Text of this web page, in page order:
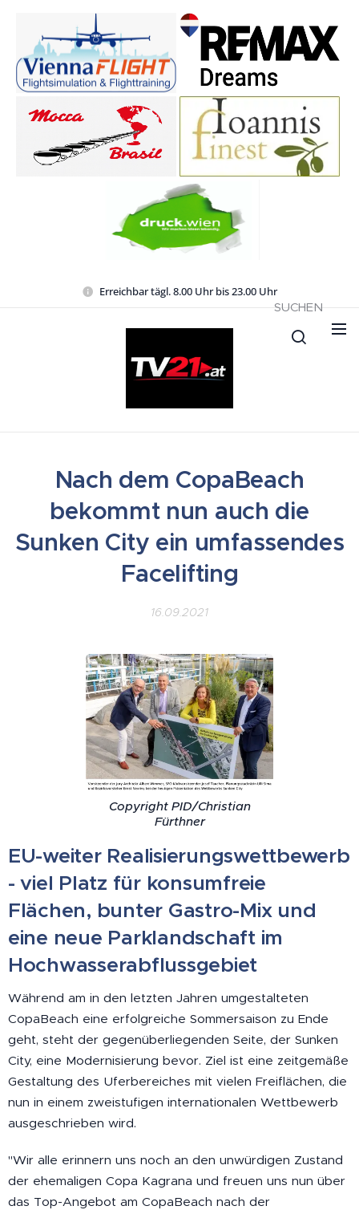
Erreichbar tägl. 8.00 Uhr bis 23.00 Uhr
SUCHEN
Nach dem CopaBeach
bekommt nun auch die
Sunken City ein umfassendes
Facelifting
16.09.2021
Copyright PID/Christian
Fürthner
EU-weiter Realisierungswettbewerb
- viel Platz für konsumfreie
Flächen, bunter Gastro-Mix und
eine neue Parklandschaft im
Hochwasserabflussgebiet
Während am in den letzten Jahren umgestalteten
CopaBeach eine erfolgreiche Sommersaison zu Ende
geht, steht der gegenüberliegenden Seite, der Sunken
City, eine Modernisierung bevor. Ziel ist eine zeitgemäße
Gestaltung des Uferbereiches mit vielen Freiflächen, die
nun in einem zweistufigen internationalen Wettbewerb
ausgeschrieben wird.
"Wir alle erinnern uns noch an den unwürdigen Zustand
der ehemaligen Copa Kagrana und freuen uns nun über
das Top-Angebot am CopaBeach nach der